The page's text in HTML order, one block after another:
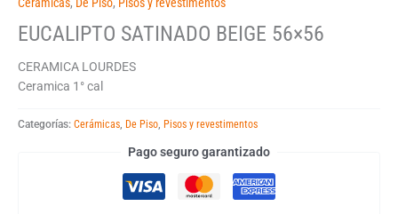
Cerámicas, De Piso, Pisos y revestimentos
EUCALIPTO SATINADO BEIGE 56×56
CERAMICA LOURDES
Ceramica 1° cal
Categorías: Cerámicas De Piso Pisos y revestimentos
Pago seguro garantizado